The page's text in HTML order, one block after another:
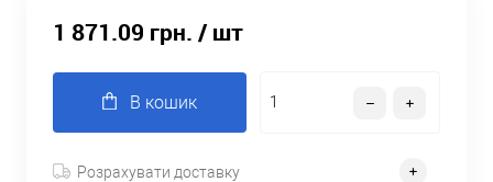
1 871.09 грн. / шт
В кошик
Розрахувати доставку